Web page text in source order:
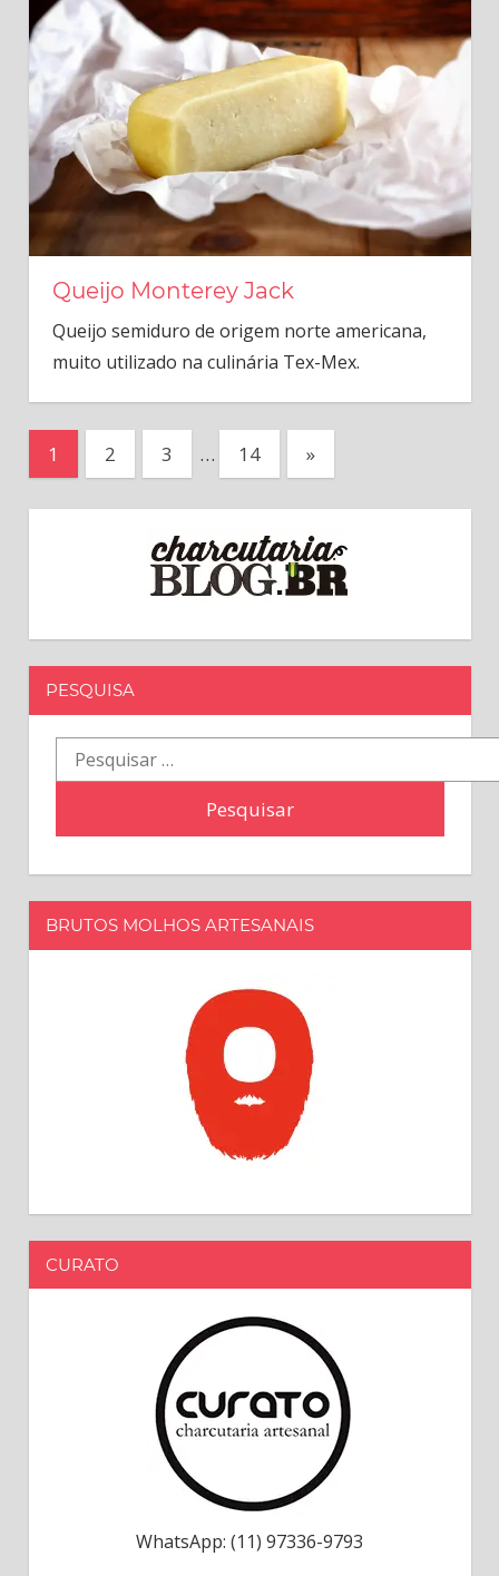
Queijo Monterey Jack
Queijo semiduro de origem norte americana,
muito utilizado na culinária Tex-Mex.
Paginação
de
1 2 3 … 14
Next
Posts
»
PESQUISA
Pesquisar
por:
BRUTOS MOLHOS ARTESANAIS
CURATO
WhatsApp: (11) 97336-9793